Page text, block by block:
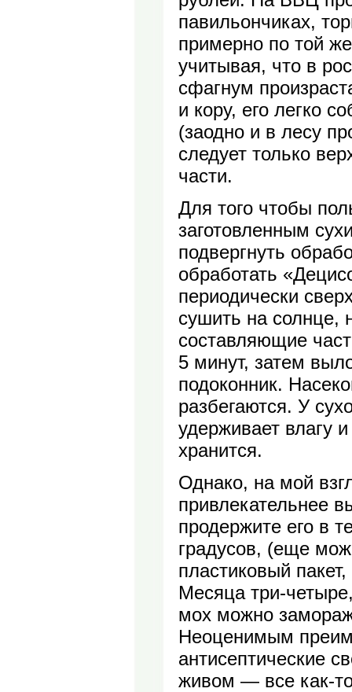
павильончиках,
примерно по той
учитывая, что в
сфагнум
и кору, его легко
(заодно и в лесу
следует только
части.
Для того чтобы
заготовленным
подвергнуть
обработать
периодически
сушить на солнце,
составляющие
5 минут, затем
подоконник.
разбегаются. У
удерживает влагу
хранится.
Однако, на мой
привлекательнее
продержите его в
градусов, (еще
пластиковый
Месяца три-
мох можно
Неоценимым
антисептические
живом — все как-